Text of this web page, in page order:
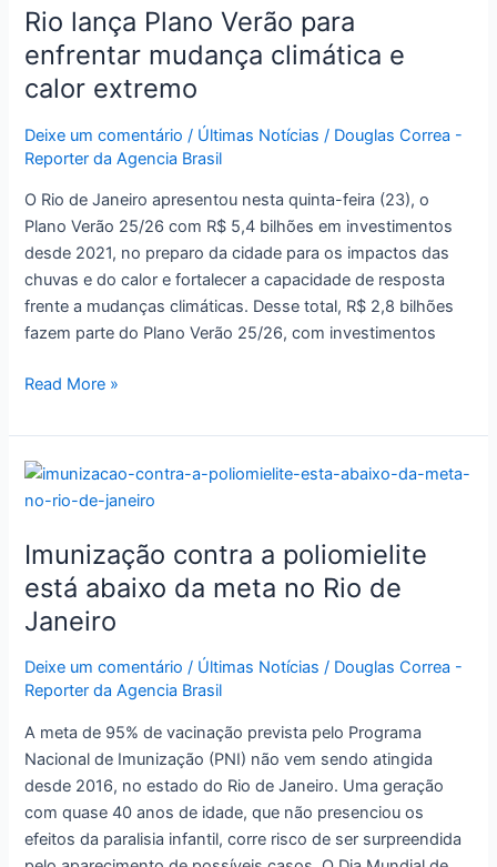
Rio lança Plano Verão para
enfrentar mudança climática e
calor extremo
Deixe um comentário / Últimas Notícias / Douglas Correa -
Reporter da Agencia Brasil
O Rio de Janeiro apresentou nesta quinta-feira (23), o
Plano Verão 25/26 com R$ 5,4 bilhões em investimentos
desde 2021, no preparo da cidade para os impactos das
chuvas e do calor e fortalecer a capacidade de resposta
frente a mudanças climáticas. Desse total, R$ 2,8 bilhões
fazem parte do Plano Verão 25/26, com investimentos
Verão
para
enfrentar
mudança
climática
e
extremo
Read More »
Imunização contra a poliomielite
está abaixo da meta no Rio de
Janeiro
Deixe um comentário / Últimas Notícias / Douglas Correa -
Reporter da Agencia Brasil
A meta de 95% de vacinação prevista pelo Programa
Nacional de Imunização (PNI) não vem sendo atingida
desde 2016, no estado do Rio de Janeiro. Uma geração
com quase 40 anos de idade, que não presenciou os
efeitos da paralisia infantil, corre risco de ser surpreendida
Imunização
contra
poliomielite
está
abaixo
da
meta
no
de
Janeiro